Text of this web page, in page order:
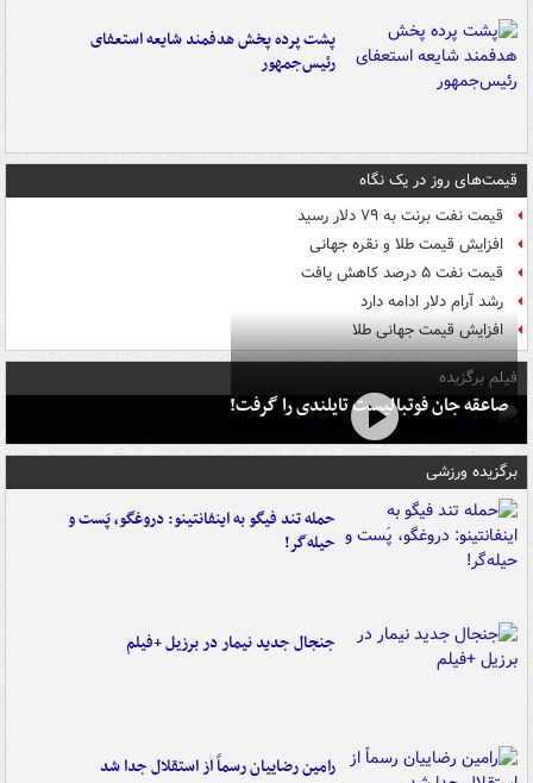
پشت پرده پخش هدفمند شایعه استعفای
رئیس‌جمهور
قیمت‌های روز در یک نگاه
قیمت نفت برنت به ۷۹ دلار رسید
افزایش قیمت طلا و نقره جهانی
قیمت نفت ۵ درصد کاهش یافت
رشد آرام دلار ادامه دارد
افزایش قیمت جهانی طلا
فیلم برگزیده
صاعقه جان فوتبالیست تایلندی را گرفت!
برگزیده ورزشی
حمله تند فیگو به اینفانتینو: دروغگو، پَست‌ و
حیله‌گر!
جنجال جدید نیمار در برزیل +فیلم
رامین رضاییان رسماً از استقلال جدا شد